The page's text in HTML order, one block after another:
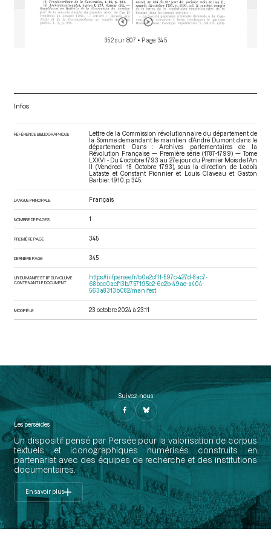
352 sur 807 • Page 345
Infos
RÉFÉRENCE BIBLIOGRAPHIQUE
Lettre de la Commission révolutionnaire du département de
la Somme demandant le maintien d’André Dumont dans le
département. Dans : Archives parlementaires de la
Révolution Française — Première série (1787-1799) — Tome
LXXVI - Du 4 octobre 1793 au 27e jour du Premier Mois de l'An
II (Vendredi 18 Octobre 1793), sous la direction de Lodoïs
Lataste et Constant Pionnier et Louis Claveau et Gaston
Barbier. 1910. p. 345.
LANGUE PRINCIPALE Français
NOMBRE DE PAGES 1
PREMIÈRE PAGE 345
DERNIÈRE PAGE 345
URI DU MANIFEST IIIF DU VOLUME
CONTENANT LE DOCUMENT
https://iiif.persee.fr/b0e2cf11-597c-427d-8ac7-
68bcc0acf13b/757195c2-6c2b-49ae-a404-
563a8313b082/manifest
MODIFIÉ LE 23 octobre 2024 à 23:11
Suivez-nous
Les perséides
Un dispositif pensé par Persée pour la valorisation de corpus
textuels et iconographiques numérisés construits en
partenariat avec des équipes de recherche et des institutions
documentaires.
En savoir plus